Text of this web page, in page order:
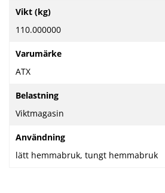
information
Vikt (kg)
110.000000
Varumärke
ATX
Belastning
Viktmagasin
Användning
lätt hemmabruk, tungt hemmabruk